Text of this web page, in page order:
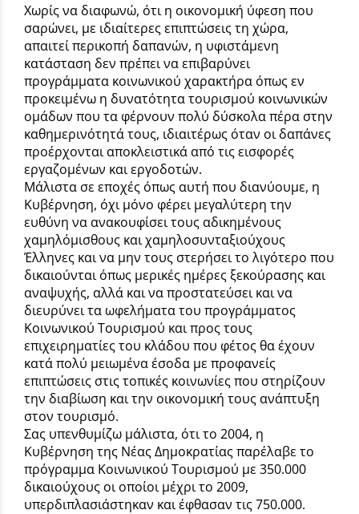
Χωρίς να διαφωνώ, ότι η οικονομική ύφεση που
σαρώνει, με ιδιαίτερες επιπτώσεις τη χώρα,
απαιτεί περικοπή δαπανών, η υφιστάμενη
κατάσταση δεν πρέπει να επιβαρύνει
προγράμματα κοινωνικού χαρακτήρα όπως εν
προκειμένω η δυνατότητα τουρισμού κοινωνικών
ομάδων που τα φέρνουν πολύ δύσκολα πέρα στην
καθημερινότητά τους, ιδιαιτέρως όταν οι δαπάνες
προέρχονται αποκλειστικά από τις εισφορές
εργαζομένων και εργοδοτών.
Μάλιστα σε εποχές όπως αυτή που διανύουμε, η
Κυβέρνηση, όχι μόνο φέρει μεγαλύτερη την
ευθύνη να ανακουφίσει τους αδικημένους
χαμηλόμισθους και χαμηλοσυνταξιούχους
Έλληνες και να μην τους στερήσει το λιγότερο που
δικαιούνται όπως μερικές ημέρες ξεκούρασης και
αναψυχής, αλλά και να προστατεύσει και να
διευρύνει τα ωφελήματα του προγράμματος
Κοινωνικού Τουρισμού και προς τους
επιχειρηματίες του κλάδου που φέτος θα έχουν
κατά πολύ μειωμένα έσοδα με προφανείς
επιπτώσεις στις τοπικές κοινωνίες που στηρίζουν
την διαβίωση και την οικονομική τους ανάπτυξη
στον τουρισμό.
Σας υπενθυμίζω μάλιστα, ότι το 2004, η
Κυβέρνηση της Νέας Δημοκρατίας παρέλαβε το
πρόγραμμα Κοινωνικού Τουρισμού με 350.000
δικαιούχους οι οποίοι μέχρι το 2009,
υπερδιπλασιάστηκαν και έφθασαν τις 750.000.